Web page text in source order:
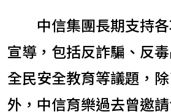
中信集團長期支持各
宣導，包括反詐騙、反
全民安全教育等議題，
外，中信育樂過去曾邀